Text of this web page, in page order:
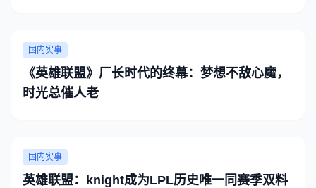
国内实事
《英雄联盟》厂长时代的终幕：梦想不敌心魔，
时光总催人老
国内实事
英雄联盟：knight成为LPL历史唯一同赛季双料